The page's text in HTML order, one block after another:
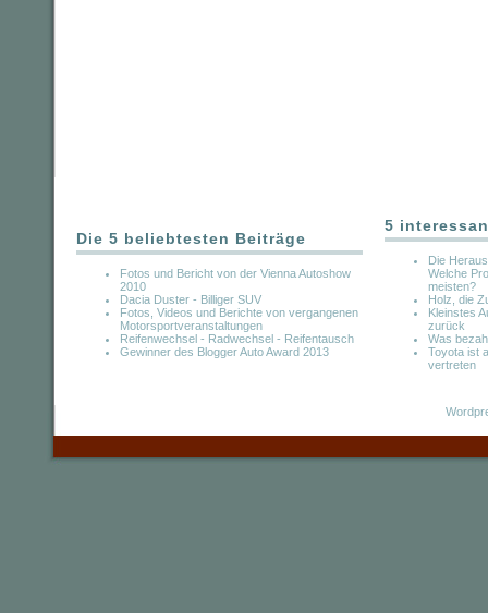
Die 5 beliebtesten Beiträge
Fotos und Bericht von der Vienna Autoshow
2010
Dacia Duster - Billiger SUV
Fotos, Videos und Berichte von vergangenen
Motorsportveranstaltungen
Reifenwechsel - Radwechsel - Reifentausch
Gewinner des Blogger Auto Award 2013
5
Die
Welche
meisten?
Holz, die
Kleinstes
zurück
Was
Toyota ist
vertreten